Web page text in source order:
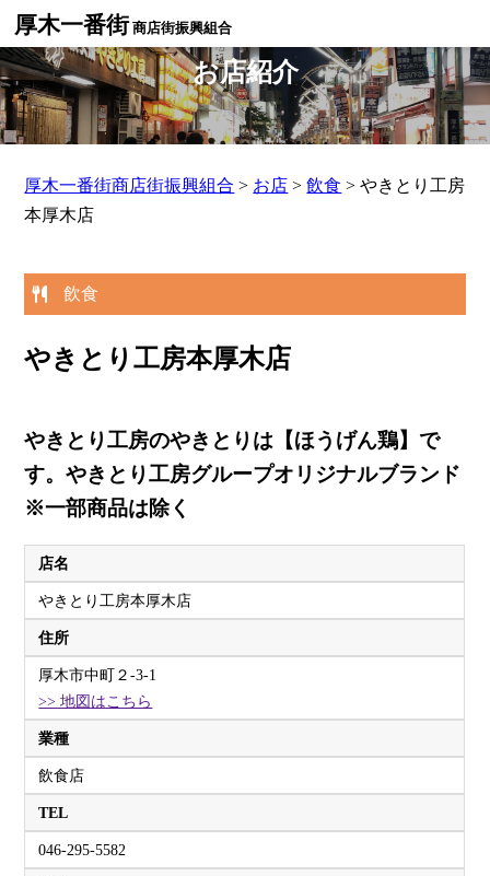
厚木一番街 商店街振興組合
お店紹介
厚木一番街商店街振興組合 > お店 >飲食 >やきとり工房
本厚木店
飲食
やきとり工房本厚木店
やきとり工房のやきとりは【ほうげん鶏】で
す。やきとり工房グループオリジナルブランド
※一部商品は除く
店名
やきとり工房本厚木店
住所
厚木市中町２-3-1
>> 地図はこちら
業種
飲食店
TEL
046-295-5582